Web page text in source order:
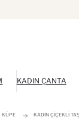
KADIN ÇANTA
KÜPE KADIN ÇIÇEKLI